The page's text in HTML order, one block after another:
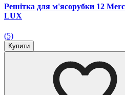
Решітка для м'ясорубки 12
LUX
(5)
Купити